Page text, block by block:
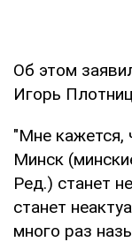
Об этом
Игорь
"Мне кажется,
Минск
Ред.) станет
станет
много раз